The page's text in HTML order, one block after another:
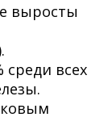
выросты
среди всех